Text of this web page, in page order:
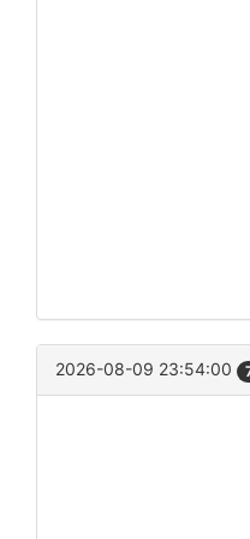
2026-08-09 23:54:00